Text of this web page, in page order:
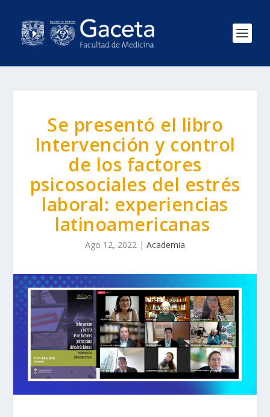
Se presentó el libro
Intervención y control
de los factores
psicosociales del estrés
laboral: experiencias
latinoamericanas
Ago 12, 2022 | Academia